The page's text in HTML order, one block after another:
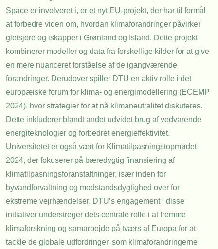
Space er involveret i, er et nyt EU-projekt, der har til formål
at forbedre viden om, hvordan klimaforandringer påvirker
gletsjere og iskapper i Grønland og Island. Dette projekt
kombinerer modeller og data fra forskellige kilder for at give
en mere nuanceret forståelse af de igangværende
forandringer. Derudover spiller DTU en aktiv rolle i det
europæiske forum for klima- og energimodellering (ECEMP
2024), hvor strategier for at nå klimaneutralitet diskuteres.
Dette inkluderer blandt andet udvidet brug af vedvarende
energiteknologier og forbedret energieffektivitet.
Universitetet er også vært for Klimatilpasningstopmødet
2024, der fokuserer på bæredygtig finansiering af
klimatilpasningsforanstaltninger, især inden for
byvandforvaltning og modstandsdygtighed over for
ekstreme vejrhændelser. DTU’s engagement i disse
initiativer understreger dets centrale rolle i at fremme
klimaforskning og samarbejde på tværs af Europa for at
tackle de globale udfordringer, som klimaforandringerne